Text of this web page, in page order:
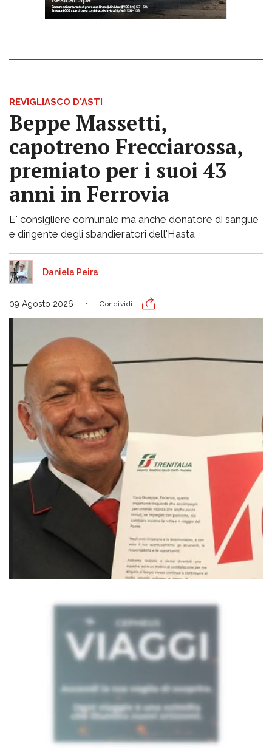
REVIGLIASCO D'ASTI
Beppe Massetti,
capotreno Frecciarossa,
premiato per i suoi 43
anni in Ferrovia
E' consigliere comunale ma anche donatore di sangue
e dirigente degli sbandieratori dell'Hasta
Daniela Peira
09 Agosto 2026 Condividi